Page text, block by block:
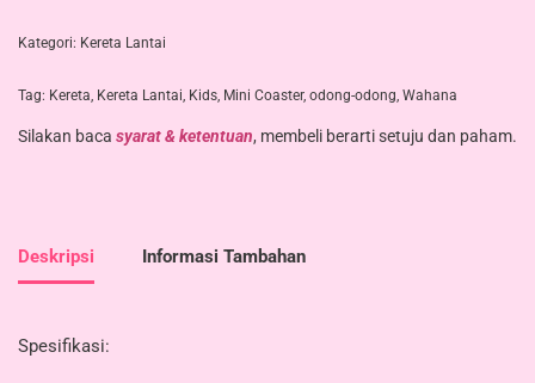
Kategori: Kereta Lantai
Tag: Kereta Kereta Lantai Kids Mini Coaster, odong-odong Wahana
Silakan baca syarat & ketentuan, membeli berarti setuju dan paham.
Deskripsi Informasi Tambahan
Spesifikasi: